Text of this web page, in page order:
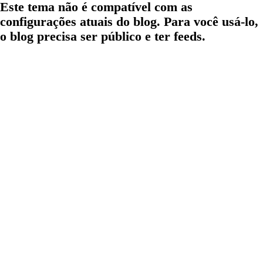
Este tema não é compatível com as
configurações atuais do blog. Para você usá-lo,
o blog precisa ser público e ter feeds.